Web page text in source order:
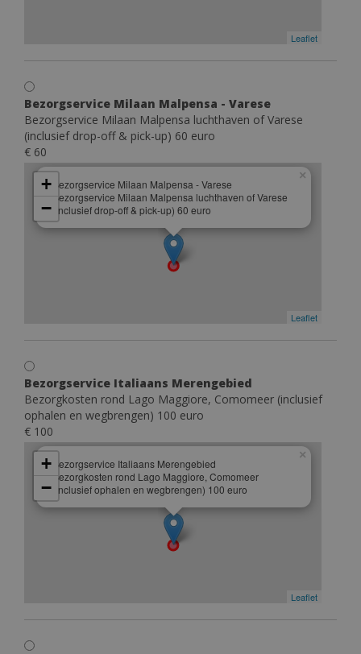
Leaflet
Bezorgservice Milaan Malpensa - Varese
Bezorgservice Milaan Malpensa luchthaven of Varese
(inclusief drop-off & pick-up) 60 euro
€ 60
Bezorgservice Milaan Malpensa - Varese
Bezorgservice Milaan Malpensa luchthaven of Varese
(inclusief drop-off & pick-up) 60 euro
×
+
−
Leaflet
Bezorgservice Italiaans Merengebied
Bezorgkosten rond Lago Maggiore, Comomeer (inclusief
ophalen en wegbrengen) 100 euro
€ 100
Bezorgservice Italiaans Merengebied
Bezorgkosten rond Lago Maggiore, Comomeer
(inclusief ophalen en wegbrengen) 100 euro
×
+
−
Leaflet